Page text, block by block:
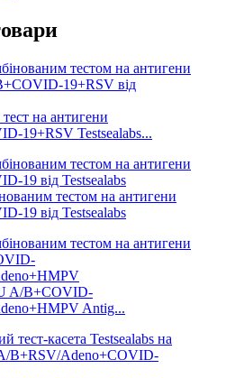
на антигени
19+RSV Testsealabs...
тестом на антигени
19 від Testsealabs
A/B+COVID-
Antig...